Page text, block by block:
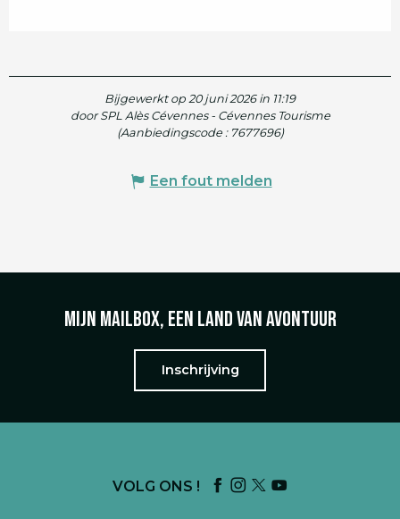
Bijgewerkt op 20 juni 2026 in 11:19
door SPL Alès Cévennes - Cévennes Tourisme
(Aanbiedingscode : 7677696)
Een fout melden
Mijn mailbox, een land van avontuur
Inschrijving
VOLG ONS !